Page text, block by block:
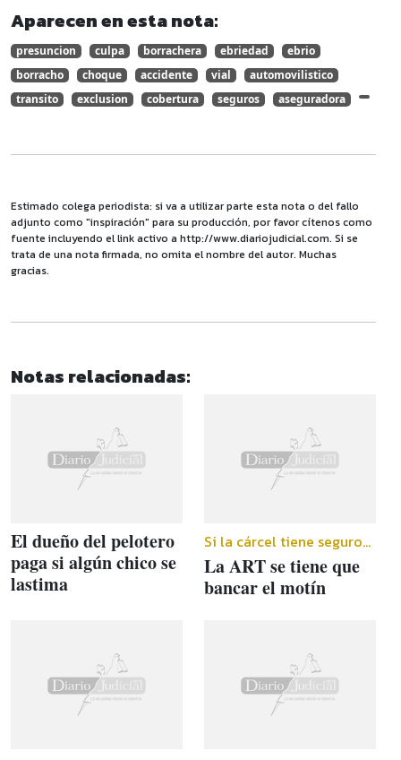
Aparecen en esta nota:
presuncion culpa borrachera ebriedad
ebrio
borracho
choque accidente vial
automovilistico
transito
exclusion cobertura seguros aseguradora
Estimado colega periodista: si va a utilizar parte esta nota o del fallo
adjunto como "inspiración" para su producción, por favor cítenos como
fuente incluyendo el link activo a http://www.diariojudicial.com. Si se
trata de una nota firmada, no omita el nombre del autor. Muchas
gracias.
Notas relacionadas:
El dueño del pelotero
paga si algún chico se
lastima
Si la cárcel tiene seguro...
La ART se tiene que
bancar el motín